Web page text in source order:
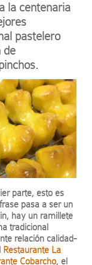
la centenaria
pastelero
de
parte, esto es
pasa a ser un
hay un ramillete
tradicional
relación calidad-
Restaurante La
Cobarcho, el